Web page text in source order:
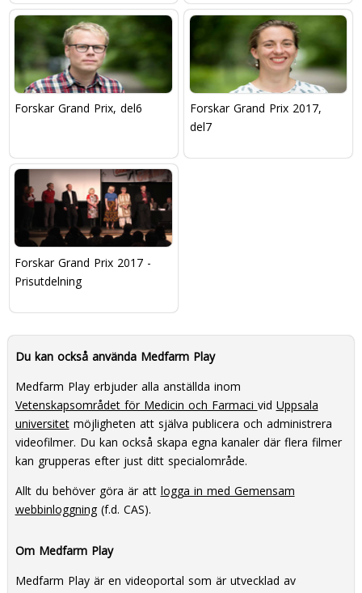
Forskar Grand Prix, del6
Forskar Grand Prix 2017,
del7
Forskar Grand Prix 2017 -
Prisutdelning
Du kan också använda Medfarm Play
Medfarm Play erbjuder alla anställda inom
Vetenskapsområdet för Medicin och Farmaci vid Uppsala
universitetmöjligheten att själva publicera och administrera
videofilmer. Du kan också skapa egna kanaler där flera filmer
kan grupperas efter just ditt specialområde.
Allt du behöver göra är att logga in med Gemensam
webbinloggning(f.d. CAS).
Om Medfarm Play
Medfarm Play är en videoportal som är utvecklad av